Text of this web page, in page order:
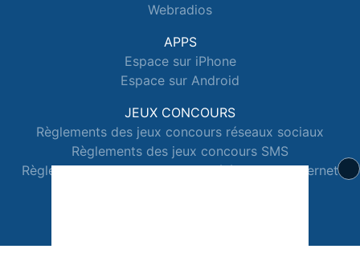
Webradios
APPS
Espace sur iPhone
Espace sur Android
JEUX CONCOURS
Règlements des jeux concours réseaux sociaux
Règlements des jeux concours SMS
Règlements des jeux concours téléphone et internet